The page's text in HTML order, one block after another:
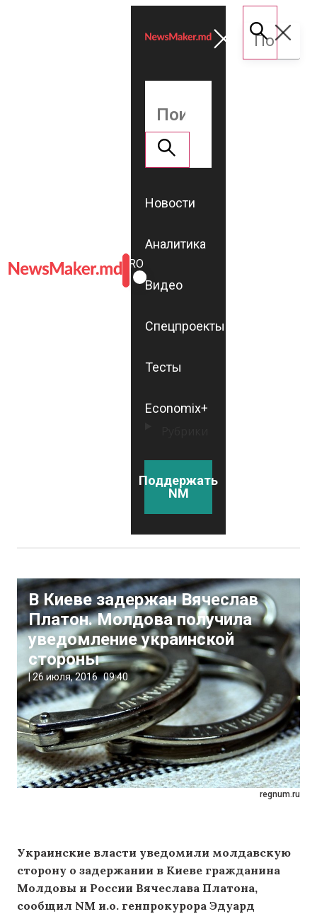
ROMÂNĂ
RU
Новости
Аналитика
Видео
Спецпроекты
Тесты
Economix+
Поддержать
NM
regnum.ru
В Киеве задержан Вячеслав
Платон. Молдова получила
уведомление украинской
стороны
|26 июля, 2016 09:40
Украинские власти уведомили молдавскую
сторону о задержании в Киеве гражданина
Молдовы и России Вячеслава Платона,
сообщил NM и.о. генпрокурора Эдуард